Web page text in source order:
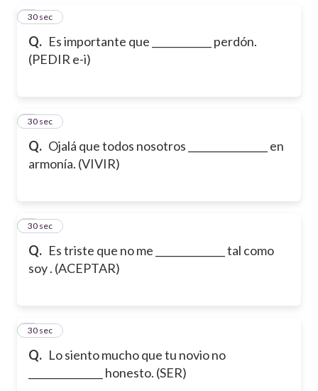
Q. Es importante que ____________ perdón.
(PEDIR e-i)
2
30 sec
Q. Ojalá que todos nosotros ________________ en
armonía. (VIVIR)
3
30 sec
Q. Es triste que no me ______________ tal como
soy . (ACEPTAR)
4
30 sec
Q. Lo siento mucho que tu novio no
_______________ honesto. (SER)
5
30 sec